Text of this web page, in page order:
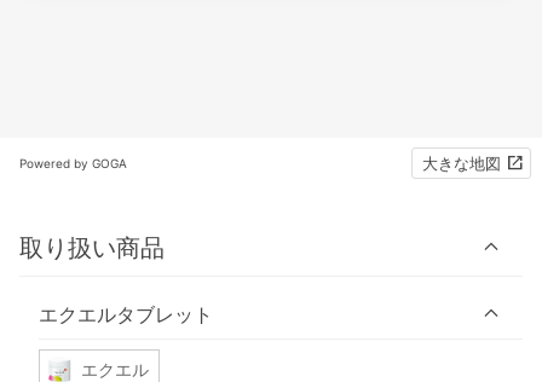
Powered by GOGA 大きな地図
取り扱い商品
エクエルタブレット
エクエル